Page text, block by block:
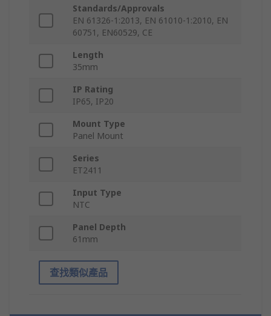
Standards/Approvals
EN 61326-1:2013, EN 61010-1:2010, EN
60751, EN60529, CE
Length
35mm
IP Rating
IP65, IP20
Mount Type
Panel Mount
Series
ET2411
Input Type
NTC
Panel Depth
61mm
查找類似產品